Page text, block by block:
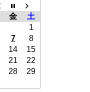
金
土
1
7
8
14
15
21
22
28
29